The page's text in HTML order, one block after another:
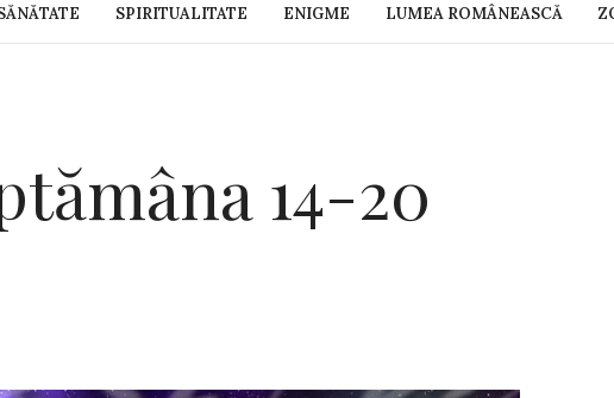
SPIRITUALITATE ENIGME LUMEA ROMÂNEASCĂ
14-20